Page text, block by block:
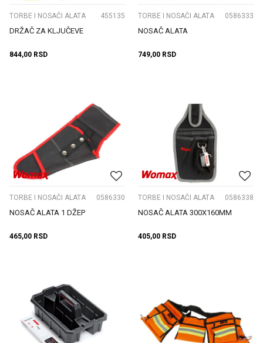
TORBE I NOSAČI ALATA 455135
DRŽAČ ZA KLJUČEVE
844,00 RSD
TORBE I NOSAČI ALATA 0586333
NOSAČ ALATA
749,00 RSD
TORBE I NOSAČI ALATA 0586330
NOSAČ ALATA 1 DŽEP
465,00 RSD
TORBE I NOSAČI ALATA 0586338
NOSAČ ALATA 300X160MM
405,00 RSD